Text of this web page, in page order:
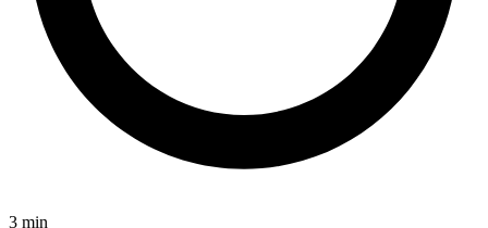
3 min